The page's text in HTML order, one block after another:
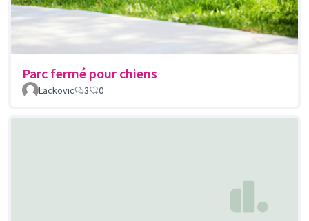
Parc fermé pour chiens
Lackovic 3 0